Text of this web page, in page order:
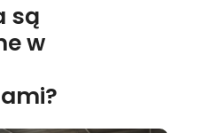
są
w